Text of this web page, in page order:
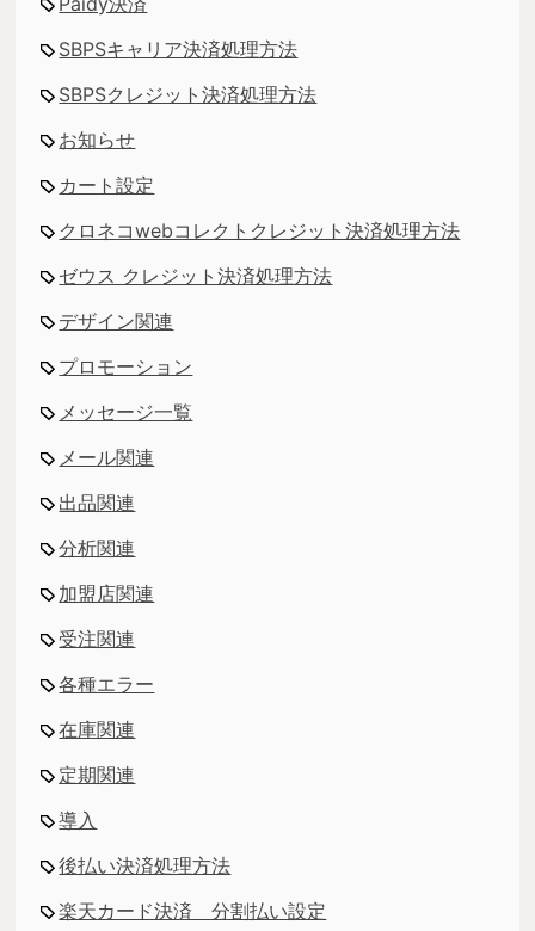
SBPSキャリア決済処理方法
SBPSクレジット決済処理方法
お知らせ
カート設定
クロネコwebコレクトクレジット決済処理方法
ゼウス クレジット決済処理方法
デザイン関連
プロモーション
メッセージ一覧
メール関連
出品関連
分析関連
加盟店関連
受注関連
各種エラー
在庫関連
定期関連
導入
後払い決済処理方法
楽天カード決済 分割払い設定